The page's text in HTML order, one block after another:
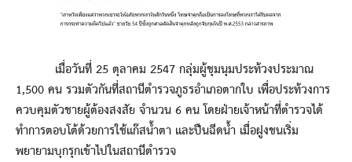
เมื่อวันที่ 25 ตุลาคม 2547 กลุ่มผู้ชุมนุมประท้วงประมาณ
1,500 คน รวมตัวกันที่สถานีตำรวจภูธรอำเภอตากใบ เพื่อประท้วงการ
ควบคุมตัวชายผู้ต้องสงสัย จำนวน 6 คน โดยฝ่ายเจ้าหน้าที่ตำรวจได้
ทำการตอบโต้ด้วยการใช้แก๊สน้ำตา และปืนฉีดน้ำ เมื่อฝูงชนเริ่ม
พยายามบุกรุกเข้าไปในสถานีตำรวจ